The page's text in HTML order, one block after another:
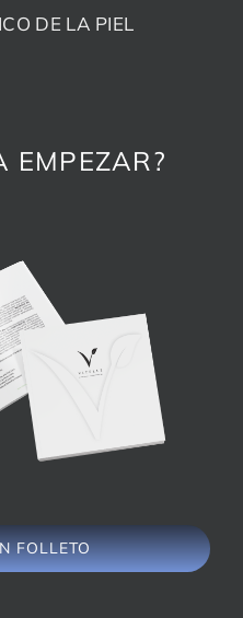
DE LA PIEL
EMPEZAR?
FOLLETO